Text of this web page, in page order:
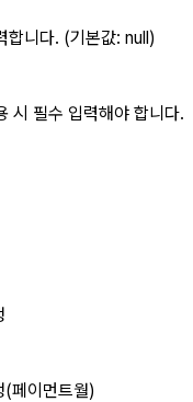
합니다. (기본값: null)
시 필수 입력해야 합니다.
(페이먼트월)